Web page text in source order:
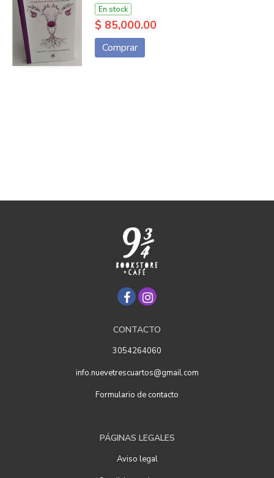
En stock
$ 85,000.00
Comprar
CONTACTO
3054264060
info.nuevetrescuartos@gmail.com
Formulario de contacto
PÁGINAS LEGALES
Aviso legal